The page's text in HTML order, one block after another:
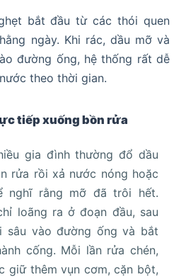
bắt đầu từ các thói quen
ngày. Khi rác, dầu mỡ và
đường ống, hệ thống rất dễ
theo thời gian.
tiếp xuống bồn rửa
gia đình thường đổ dầu
rửa rồi xả nước nóng hoặc
nghĩ rằng mỡ đã trôi hết.
loãng ra ở đoạn đầu, sau
sâu vào đường ống và bắt
cống. Mỗi lần rửa chén,
giữ thêm vụn cơm, cặn bột,